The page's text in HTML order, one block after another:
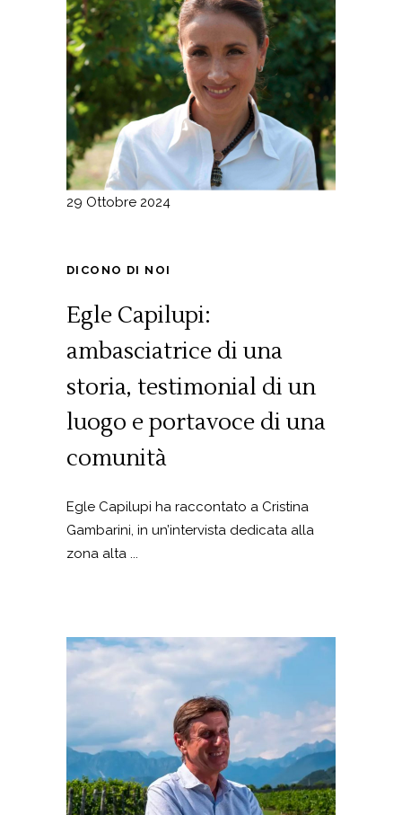
29 Ottobre 2024
DICONO DI NOI
Egle Capilupi:
ambasciatrice di una
storia, testimonial di un
luogo e portavoce di una
comunità
Egle Capilupi ha raccontato a Cristina
Gambarini, in un’intervista dedicata alla
zona alta ...